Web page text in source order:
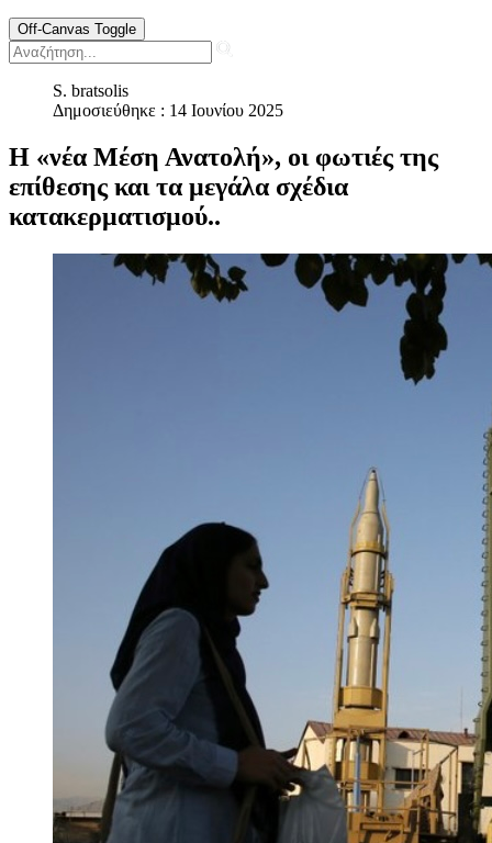
Off-Canvas Toggle
S. bratsolis
Δημοσιεύθηκε : 14 Ιουνίου 2025
Η «νέα Μέση Ανατολή», οι φωτιές της
επίθεσης και τα μεγάλα σχέδια
κατακερματισμού..